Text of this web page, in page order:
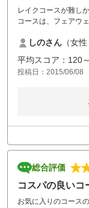
レイクコースが難しか
コースは、フェアウ
遠いけど、安くて良
しのさん （女
平均スコア：120～
投稿日：2015/06/08
総合評価
コスパの良いコ
お気に入りのコース